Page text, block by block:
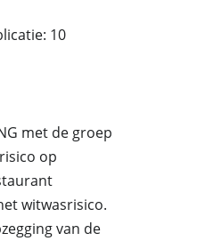
10
met de groep
op
witwasrisico.
van de